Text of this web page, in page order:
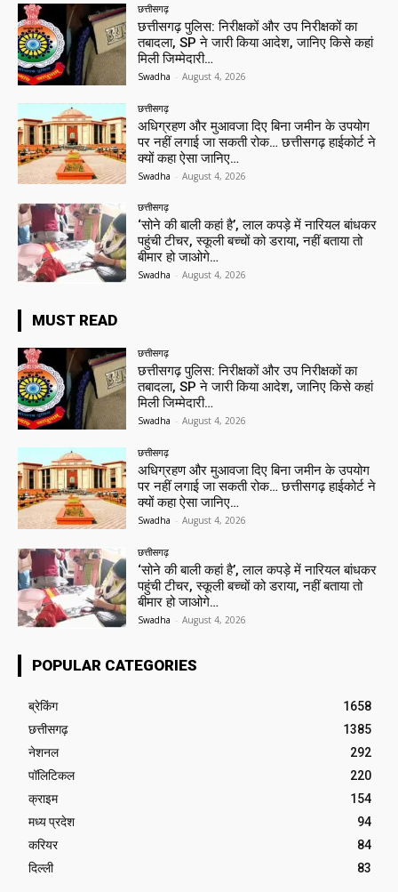
छत्तीसगढ़
छत्तीसगढ़ पुलिस: निरीक्षकों और उप निरीक्षकों का
तबादला, SP ने जारी किया आदेश, जानिए किसे कहां
मिली जिम्मेदारी…
Swadha - August 4, 2026
छत्तीसगढ़
अधिग्रहण और मुआवजा दिए बिना जमीन के उपयोग
पर नहीं लगाई जा सकती रोक… छत्तीसगढ़ हाईकोर्ट ने
क्यों कहा ऐसा जानिए…
Swadha - August 4, 2026
छत्तीसगढ़
‘सोने की बाली कहां है’, लाल कपड़े में नारियल बांधकर
पहुंची टीचर, स्कूली बच्चों को डराया, नहीं बताया तो
बीमार हो जाओगे…
Swadha - August 4, 2026
MUST READ
छत्तीसगढ़
छत्तीसगढ़ पुलिस: निरीक्षकों और उप निरीक्षकों का
तबादला, SP ने जारी किया आदेश, जानिए किसे कहां
मिली जिम्मेदारी…
Swadha - August 4, 2026
छत्तीसगढ़
अधिग्रहण और मुआवजा दिए बिना जमीन के उपयोग
पर नहीं लगाई जा सकती रोक… छत्तीसगढ़ हाईकोर्ट ने
क्यों कहा ऐसा जानिए…
Swadha - August 4, 2026
छत्तीसगढ़
‘सोने की बाली कहां है’, लाल कपड़े में नारियल बांधकर
पहुंची टीचर, स्कूली बच्चों को डराया, नहीं बताया तो
बीमार हो जाओगे…
Swadha - August 4, 2026
POPULAR CATEGORIES
ब्रेकिंग
1658
छत्तीसगढ़
1385
नेशनल
292
पॉलिटिकल
220
क्राइम
154
मध्य प्रदेश
94
करियर
84
दिल्ली
83